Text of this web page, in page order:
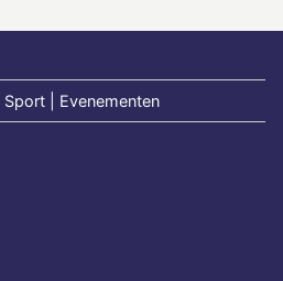
| Evenementen